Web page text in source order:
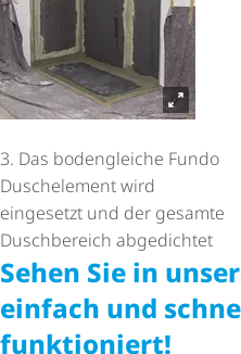
3. Das bodengleiche Fundo
Duschelement wird
eingesetzt und der gesamte
Duschbereich abgedichtet
Sehen Sie in
einfach und
funktioniert!